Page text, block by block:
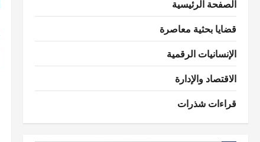
الصفحة الرئيسية
قضايا بحثية معاصرة
الإنسانيات الرقمية
الاقتصاد والإدارة
قراءات شذرات